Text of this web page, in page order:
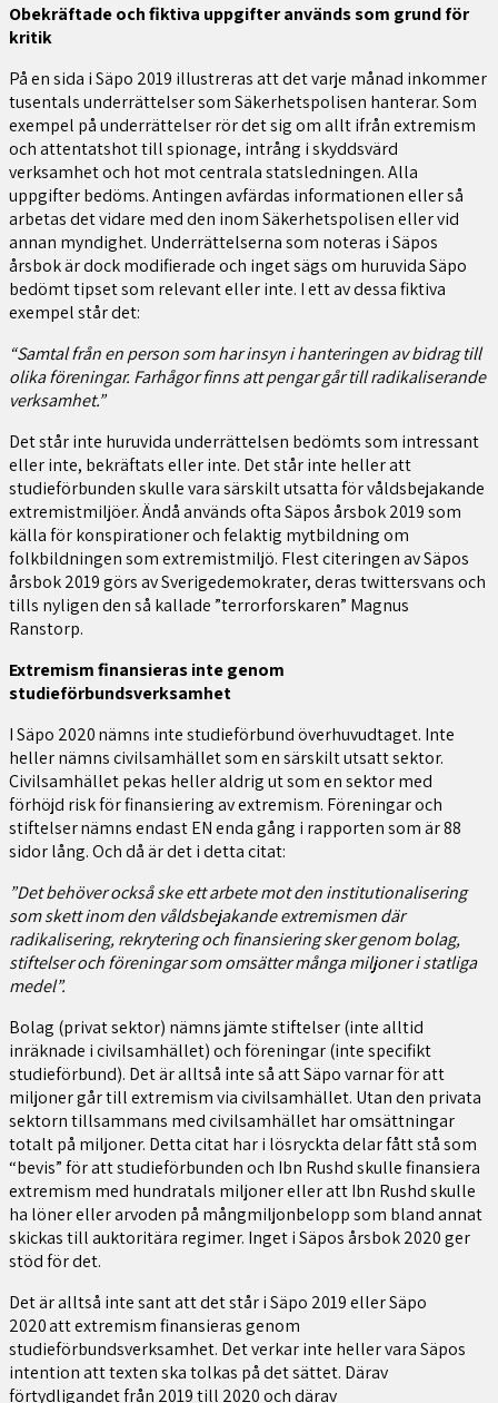
Obekräftade och fiktiva uppgifter används som grund för
kritik
På en sida i Säpo 2019 illustreras att det varje månad inkommer
tusentals underrättelser som Säkerhetspolisen hanterar. Som
exempel på underrättelser rör det sig om allt ifrån extremism
och attentatshot till spionage, intrång i skyddsvärd
verksamhet och hot mot centrala statsledningen. Alla
uppgifter bedöms. Antingen avfärdas informationen eller så
arbetas det vidare med den inom Säkerhetspolisen eller vid
annan myndighet. Underrättelserna som noteras i Säpos
årsbok är dock modifierade och inget sägs om huruvida Säpo
bedömt tipset som relevant eller inte. I ett av dessa fiktiva
exempel står det:
“Samtal från en person som har insyn i hanteringen av bidrag till
olika föreningar. Farhågor finns att pengar går till radikaliserande
verksamhet.”
Det står inte huruvida underrättelsen bedömts som intressant
eller inte, bekräftats eller inte. Det står inte heller att
studieförbunden skulle vara särskilt utsatta för våldsbejakande
extremistmiljöer. Ändå används ofta Säpos årsbok 2019 som
källa för konspirationer och felaktig mytbildning om
folkbildningen som extremistmiljö. Flest citeringen av Säpos
årsbok 2019 görs av Sverigedemokrater, deras twittersvans och
tills nyligen den så kallade ”terrorforskaren” Magnus
Ranstorp.
Extremism finansieras inte genom
studieförbundsverksamhet
I Säpo 2020 nämns inte studieförbund överhuvudtaget. Inte
heller nämns civilsamhället som en särskilt utsatt sektor.
Civilsamhället pekas heller aldrig ut som en sektor med
förhöjd risk för finansiering av extremism. Föreningar och
stiftelser nämns endast EN enda gång i rapporten som är 88
sidor lång. Och då är det i detta citat:
”Det behöver också ske ett arbete mot den institutionalisering
som skett inom den våldsbejakande extremismen där
radikalisering, rekrytering och finansiering sker genom bolag,
stiftelser och föreningar som omsätter många miljoner i statliga
medel”.
Bolag (privat sektor) nämns jämte stiftelser (inte alltid
inräknade i civilsamhället) och föreningar (inte specifikt
studieförbund). Det är alltså inte så att Säpo varnar för att
miljoner går till extremism via civilsamhället. Utan den privata
sektorn tillsammans med civilsamhället har omsättningar
totalt på miljoner. Detta citat har i lösryckta delar fått stå som
“bevis” för att studieförbunden och Ibn Rushd skulle finansiera
extremism med hundratals miljoner eller att Ibn Rushd skulle
ha löner eller arvoden på mångmiljonbelopp som bland annat
skickas till auktoritära regimer. Inget i Säpos årsbok 2020 ger
stöd för det.
Det är alltså inte sant att det står i Säpo 2019 eller Säpo
2020 att extremism finansieras genom
studieförbundsverksamhet. Det verkar inte heller vara Säpos
intention att texten ska tolkas på det sättet. Därav
förtydligandet från 2019 till 2020 och därav